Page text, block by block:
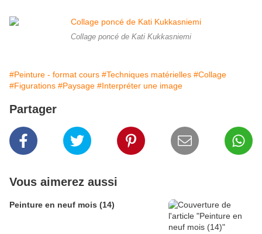
Collage poncé de Kati Kukkasniemi
#Peinture - format cours #Techniques matérielles #Collage
#Figurations #Paysage #Interpréter une image
Partager
Vous aimerez aussi
Peinture en neuf mois (14)